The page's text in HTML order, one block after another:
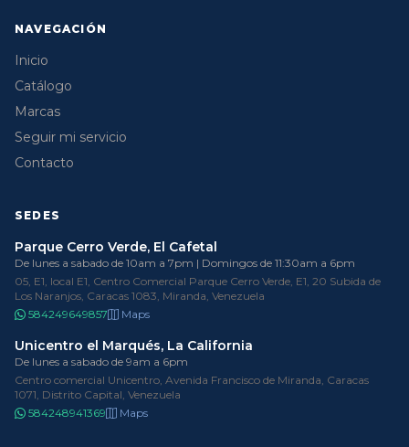
NAVEGACIÓN
Inicio
Catálogo
Marcas
Seguir mi servicio
Contacto
SEDES
Parque Cerro Verde, El Cafetal
De lunes a sabado de 10am a 7pm | Domingos de 11:30am a 6pm
05, E1, local E1, Centro Comercial Parque Cerro Verde, E1, 20 Subida de
Los Naranjos, Caracas 1083, Miranda, Venezuela
584249649857
Maps
Unicentro el Marqués, La California
De lunes a sabado de 9am a 6pm
Centro comercial Unicentro, Avenida Francisco de Miranda, Caracas
1071, Distrito Capital, Venezuela
584248941369
Maps